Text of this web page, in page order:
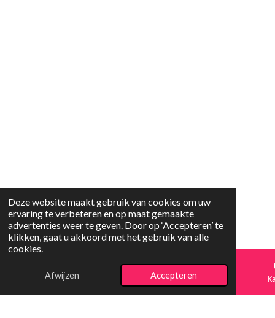
Deze website maakt gebruik van cookies om uw
ervaring te verbeteren en op maat gemaakte
advertenties weer te geven. Door op ‘Accepteren’ te
klikken, gaat u akkoord met het gebruik van alle
cookies.
Afwijzen Accepteren
E-mailadres Telefoonnummer